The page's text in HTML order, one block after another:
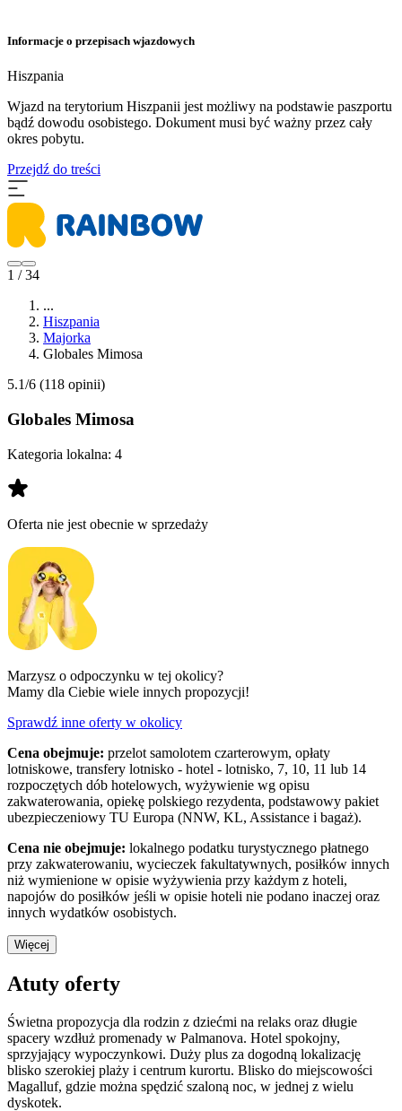
Informacje o przepisach wjazdowych
Hiszpania
​Wjazd na terytorium Hiszpanii jest możliwy na podstawie paszportu
bądź dowodu osobistego. Dokument musi być ważny przez cały
okres pobytu.
Przejdź do treści
1 / 34
...
Hiszpania
Majorka
Globales Mimosa
5.1/6 (118 opinii)
Globales Mimosa
Kategoria lokalna: 4
Oferta nie jest obecnie w sprzedaży
Marzysz o odpoczynku w tej okolicy?
Mamy dla Ciebie wiele innych propozycji!
Sprawdź inne oferty w okolicy
Cena obejmuje: przelot samolotem czarterowym, opłaty
lotniskowe, transfery lotnisko - hotel - lotnisko, 7, 10, 11 lub 14
rozpoczętych dób hotelowych, wyżywienie wg opisu
zakwaterowania, opiekę polskiego rezydenta, podstawowy pakiet
ubezpieczeniowy TU Europa (NNW, KL, Assistance i bagaż).
Cena nie obejmuje: lokalnego podatku turystycznego płatnego
przy zakwaterowaniu, wycieczek fakultatywnych, posiłków innych
niż wymienione w opisie wyżywienia przy każdym z hoteli,
napojów do posiłków jeśli w opisie hoteli nie podano inaczej oraz
innych wydatków osobistych.
Więcej
Atuty oferty
Świetna propozycja dla rodzin z dziećmi na relaks oraz długie
spacery wzdłuż promenady w Palmanova. Hotel spokojny,
sprzyjający wypoczynkowi. Duży plus za dogodną lokalizację
blisko szerokiej plaży i centrum kurortu. Blisko do miejscowości
Magalluf, gdzie można spędzić szaloną noc, w jednej z wielu
dyskotek.